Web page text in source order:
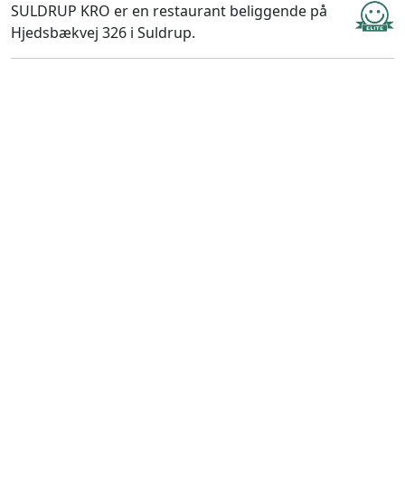
SULDRUP KRO er en restaurant beliggende på
Hjedsbækvej 326 i Suldrup.